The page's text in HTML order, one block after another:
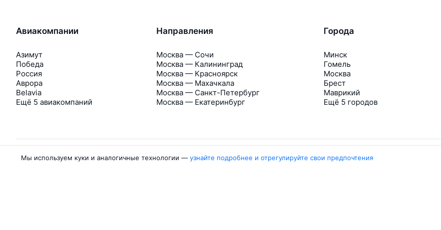
Авиакомпании
Азимут
Победа
Россия
Аврора
Belavia
Ещё 5 авиакомпаний
Направления
Москва — Сочи
Москва — Калининград
Москва — Красноярск
Москва — Махачкала
Москва — Санкт-Петербург
Москва — Екатеринбург
Города
Минск
Гомель
Москва
Брест
Маврикий
Ещё 5 городов
Мы используем куки и аналогичные технологии — узнайте подробнее и отрегулируйте свои предпочтения